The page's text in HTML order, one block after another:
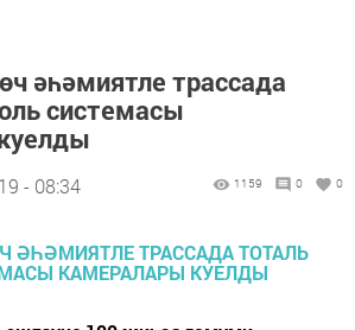
әһәмиятле трассада
системасы
- 08:34 1159 0 0